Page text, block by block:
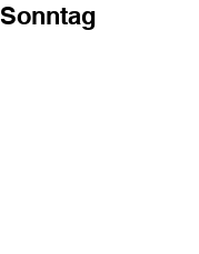
Sonntag